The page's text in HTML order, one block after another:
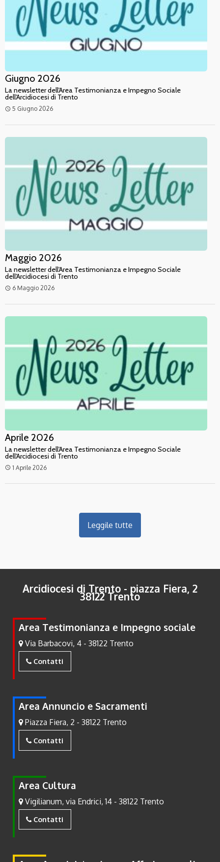
Giugno 2026
La newsletter dell'Area Testimonianza e Impegno Sociale
dell'Arcidiocesi di Trento
access_time 5 Giugno 2026
Maggio 2026
La newsletter dell'Area Testimonianza e Impegno Sociale
dell'Arcidiocesi di Trento
access_time 6 Maggio 2026
Aprile 2026
La newsletter dell'Area Testimonianza e Impegno Sociale
dell'Arcidiocesi di Trento
access_time 1 Aprile 2026
Leggile tutte
Arcidiocesi di Trento - piazza Fiera, 2
38122 Trento
Area Testimonianza e Impegno sociale
Via Barbacovi, 4 - 38122 Trento
Contatti
Area Annuncio e Sacramenti
Piazza Fiera, 2 - 38122 Trento
Contatti
Area Cultura
Vigilianum, via Endrici, 14 - 38122 Trento
Contatti